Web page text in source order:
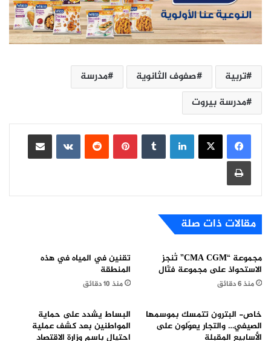
تربية صفوف الثانوية
مدرسة
مدرسة بيروت
لينكدإن بينتيريست
مشاركة عبر البريد
طباعة
مقالات ذات صلة
مجموعة “CMA CGM” تُنجز
الاستحواذ على مجموعة فتّال
منذ 6 دقائق
تقنين في المياه في هذه
المنطقة
منذ 10 دقائق
خاص- البترون تتمسك بموسمها
الصيفي… والتجار يعوّلون على
الأسابيع المقبلة
البساط يشدد على حماية
المواطنين بعد كشف عملية
احتيال باسم وزارة الاقتصاد